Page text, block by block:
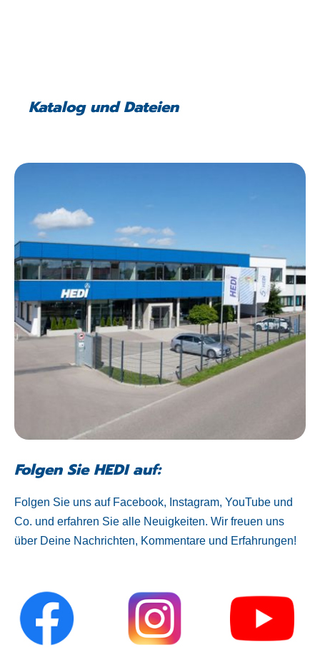
Katalog und Dateien
Folgen Sie HEDI auf:
Folgen Sie uns auf Facebook, Instagram, YouTube und
Co. und erfahren Sie alle Neuigkeiten. Wir freuen uns
über Deine Nachrichten, Kommentare und Erfahrungen!